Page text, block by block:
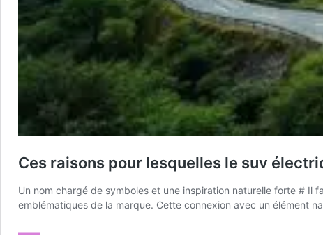
Ces raisons pour lesquelles le suv
Un nom chargé de symboles et une inspiration naturelle forte # Il
emblématiques de la marque. Cette connexion avec un élément